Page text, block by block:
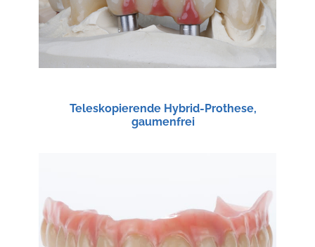
Teleskopierende Hybrid-Prothese,
gaumenfrei